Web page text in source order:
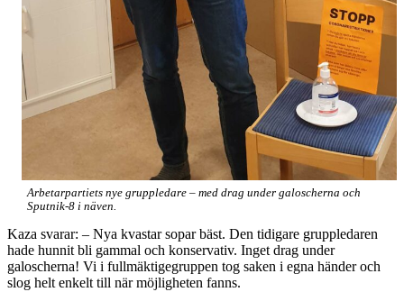
Arbetarpartiets nye gruppledare – med drag under galoscherna och
Sputnik-8 i näven.
Kaza svarar: – Nya kvastar sopar bäst. Den tidigare gruppledaren
hade hunnit bli gammal och konservativ. Inget drag under
galoscherna! Vi i fullmäktigegruppen tog saken i egna händer och
slog helt enkelt till när möjligheten fanns.